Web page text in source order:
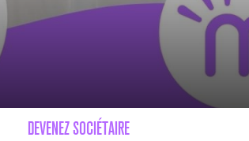
DEVENEZ SOCIÉTAIRE